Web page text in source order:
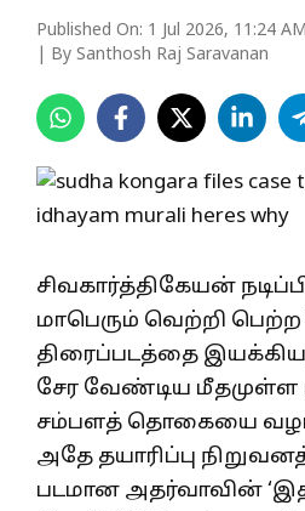
Published On: 1 Jul 2026, 11:24 AM
| By Santhosh Raj Saravanan
சிவகார்த்திகேயன்
மாபெரும் வெற்றி பெற்ற
திரைப்படத்தை
சேர வேண்டிய மீதமுள்ள
சம்பளத் தொகையை
அதே தயாரிப்பு
படமான அதர்வாவின்